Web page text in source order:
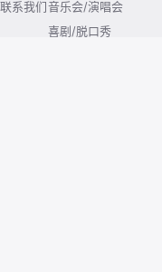
联系我们音乐会/演唱会
喜剧/脱口秀